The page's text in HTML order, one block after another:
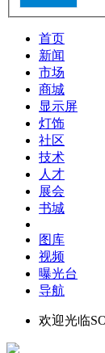
首页
新闻
市场
商城
显示屏
灯饰
社区
技术
人才
展会
书城
图库
视频
曝光台
导航
欢迎光临